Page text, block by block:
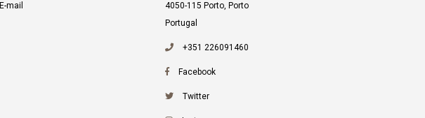
mail
4050-115 Porto, Porto
Portugal
+351 226091460
Facebook
Twitter